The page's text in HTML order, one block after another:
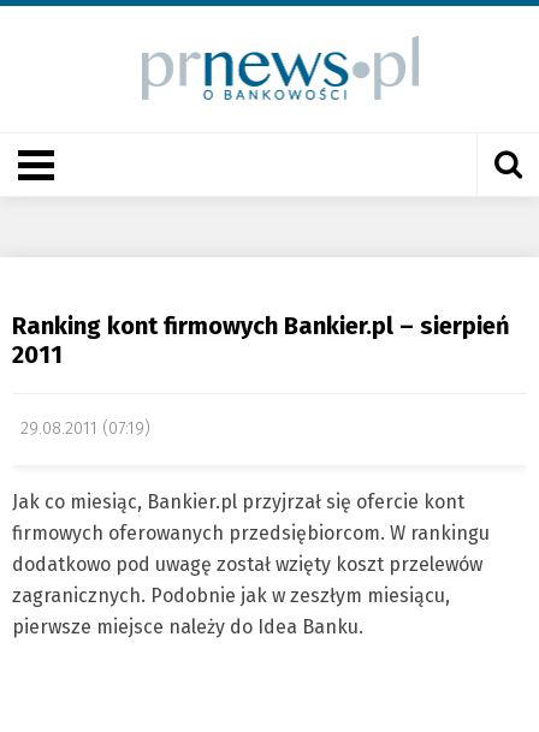
Ranking kont firmowych Bankier.pl – sierpień
2011
29.08.2011 (07:19)
Jak co miesiąc, Bankier.pl przyjrzał się ofercie kont
firmowych oferowanych przedsiębiorcom. W rankingu
dodatkowo pod uwagę został wzięty koszt przelewów
zagranicznych. Podobnie jak w zeszłym miesiącu,
pierwsze miejsce należy do Idea Banku.